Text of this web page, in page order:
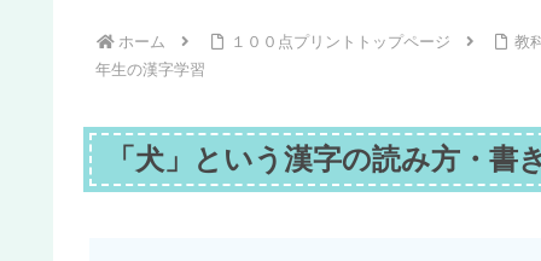
ホーム １００点プリントトップページ
教
年生の漢字学習
「犬」という漢字の読み方・書